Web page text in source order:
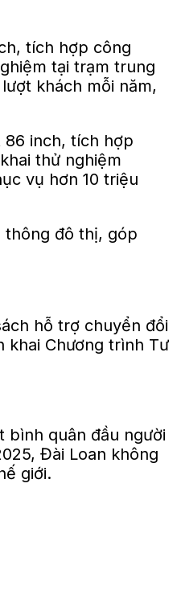
tích hợp công
tại trạm trung
khách mỗi năm,
thông đô thị, góp
hỗ trợ chuyển đổi
khai Chương trình Tư
bình quân đầu người
Đài Loan không
giới.